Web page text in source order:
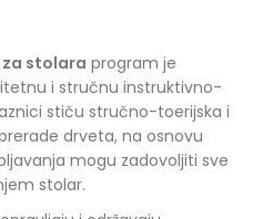
stolara program je
i stručnu instruktivno-
stiču stručno-toerijska i
drveta, na osnovu
mogu zadovoljiti sve
stolar.